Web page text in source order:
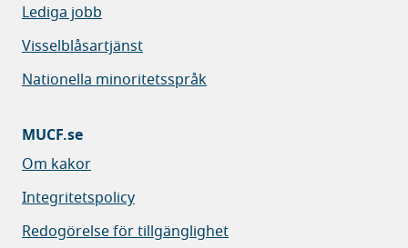
Lediga jobb
Visselblåsartjänst
Nationella minoritetsspråk
MUCF.se
Om kakor
Integritetspolicy
Redogörelse för tillgänglighet